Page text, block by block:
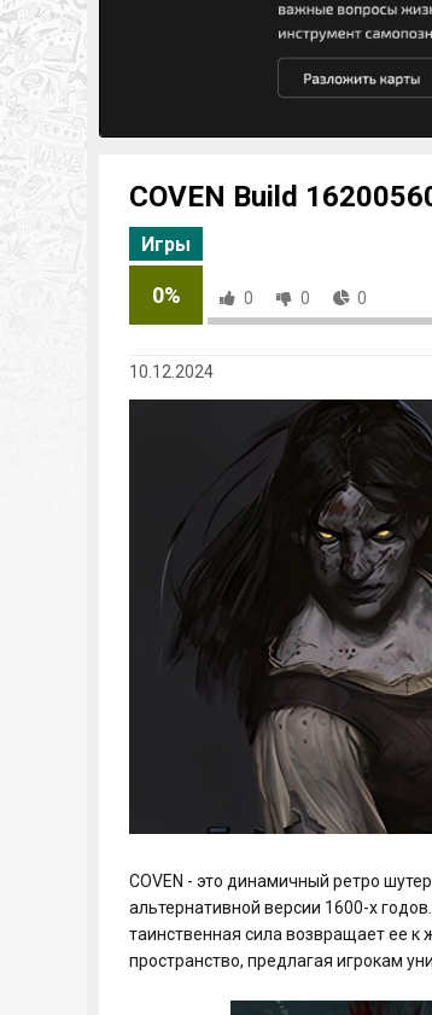
COVEN Build
Игры
0% 0 0 0
10.12.2024
COVEN - это динамичный ретро
альтернативной версии 1600-х
таинственная сила возвращает ее к
пространство, предлагая игрокам